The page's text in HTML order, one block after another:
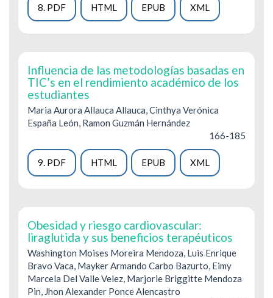
8. PDF HTML EPUB XML
Influencia de las metodologías basadas en
TIC’s en el rendimiento académico de los
estudiantes
Maria Aurora Allauca Allauca, Cinthya Verónica
España León, Ramon Guzmán Hernández
166-185
9. PDF HTML EPUB XML
Obesidad y riesgo cardiovascular:
liraglutida y sus beneficios terapéuticos
Washington Moises Moreira Mendoza, Luis Enrique
Bravo Vaca, Mayker Armando Carbo Bazurto, Eimy
Marcela Del Valle Velez, Marjorie Briggitte Mendoza
Pin, Jhon Alexander Ponce Alencastro